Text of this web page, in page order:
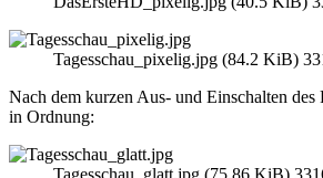
Tagesschau_pixelig.jpg (84.2 KiB)
Nach dem kurzen Aus- und Einschalten des
in Ordnung: